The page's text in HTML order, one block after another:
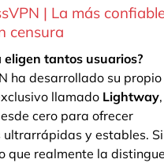
| La más
censura
eligen tantos usuarios?
ha desarrollado su propio
llamado Lightway,
cero para ofrecer
ultrarrápidas y estables.
que realmente la